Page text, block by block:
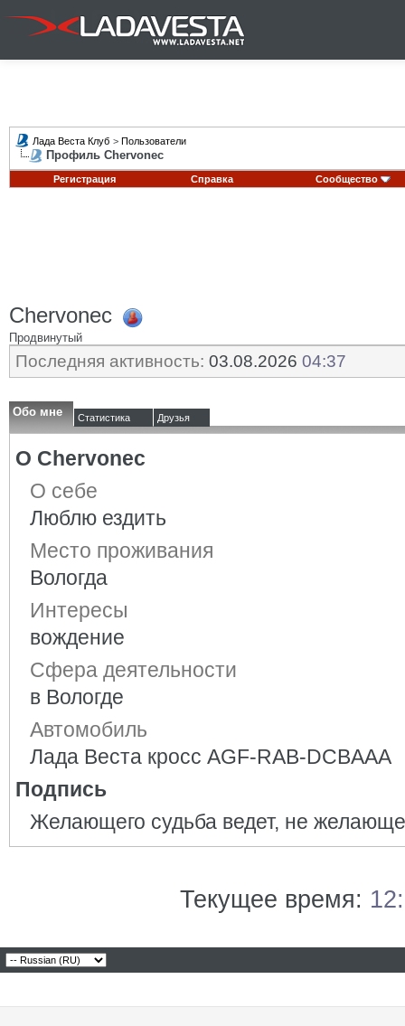
Лада Веста Клуб > Пользователи
Профиль Chervonec
Регистрация Справка Сообщество
Chervonec
Продвинутый
Последняя активность: 03.08.2026 04:37
Обо мне Статистика Друзья
О Chervonec
О себе
Люблю ездить
Место проживания
Вологда
Интересы
вождение
Сфера деятельности
в Вологде
Автомобиль
Лада Веста кросс AGF-RAB-DCBAAA
Подпись
Желающего судьба ведет, не
Текущее время: